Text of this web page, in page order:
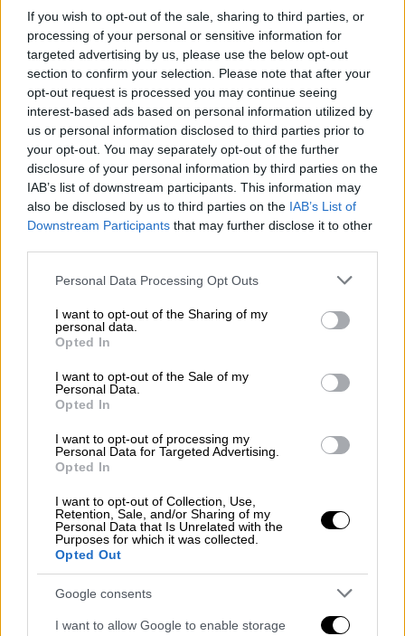
If you wish to opt-out of the sale, sharing to third parties, or
processing of your personal or sensitive information for
targeted advertising by us, please use the below opt-out
section to confirm your selection. Please note that after your
opt-out request is processed you may continue seeing
interest-based ads based on personal information utilized by
us or personal information disclosed to third parties prior to
your opt-out. You may separately opt-out of the further
disclosure of your personal information by third parties on the
IAB’s list of downstream participants. This information may
also be disclosed by us to third parties on the IAB’s List of
Downstream Participants that may further disclose it to other
Please note that this website/app uses one or more Google
not limited to your visit or usage behaviour. You may click to
grant or deny consent to Google and its third-party tags to
use your data for below specified purposes in below Google
consent section.
Personal Data Processing Opt Outs
I want to opt-out of the Sharing of my
personal data.
Opted In
I want to opt-out of the Sale of my
Personal Data.
Opted In
I want to opt-out of processing my
Personal Data for Targeted Advertising.
Opted In
I want to opt-out of Collection, Use,
Retention, Sale, and/or Sharing of my
Personal Data that Is Unrelated with the
Purposes for which it was collected.
Opted Out
Google consents
I want to allow Google to enable storage
που επισκέπτεται την ελληνική πρωτεύουσα
έπειτα από την κρίση της πανδημίας του
κορονοϊού.
«Οι διμερείς μας σχέσεις (σ.σ. με την Ιταλία)
είναι εξαιρετικές και η κάθε πλευρά ακούει
την άλλη με σεβασμό και κατανόηση. Στις 9
του μηνός θα έχουμε μια ατζέντα συνομιλιών
με πολλά θέματα, όπως η συνεχιζόμενη
διαπραγμάτευση για το ευρωπαϊκό Ταμείο
Ανάκαμψης, η οριοθέτηση θαλασσίων ζωνών,
οι εξελίξεις στην Ανατολική Μεσόγειο, στη
όπως και η πορεία του Μεταναστευτικού.
Προσβλέπω σε μια ιδιαίτερα παραγωγική
συνάντηση με τον Ιταλό φίλο μου», είχε
δηλώσει ο Νίκος Δένδιας σε συνέντευξή
του στο Εθνος της Κυριακής.
Οι συνομιλίες θα εστιασθούν σε
θέματα
διμερούς, ευρωπαϊκού
ενδιαφέροντος, σύμφωνα με σχετική
ανακοίνωση του υπουργείου Εξωτερικών.
Στη συνέχεια, θα υπογραφεί η συμφωνία
οριοθέτησης θαλασσίων ζωνών μεταξύ
Ελλάδας και Ιταλίας και θα ακολουθήσουν
κοινές δηλώσεις στον Τύπο.